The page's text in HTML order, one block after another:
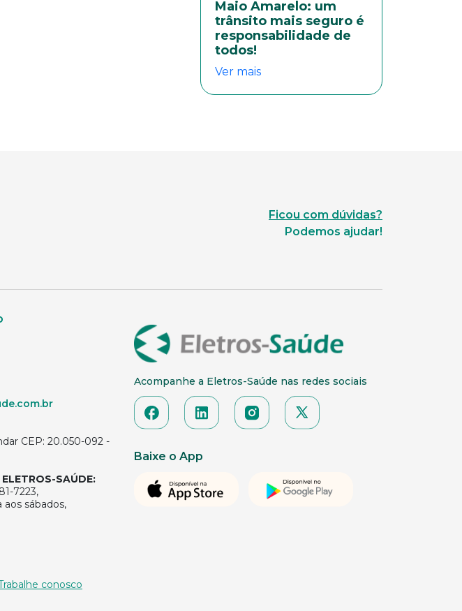
Maio Amarelo: um
trânsito mais seguro é
responsabilidade de
todos!
Ver mais
Ficou com dúvidas?
Podemos ajudar!
CEP: 20.050-092 -
SAÚDE:
7223,
aos sábados,
conosco
Acompanhe a Eletros-Saúde nas redes sociais
Baixe o App